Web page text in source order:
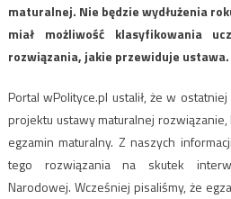
maturalnej. Nie będzie wydłużenia
miał możliwość klasyfikowania
rozwiązania, jakie przewiduje ustawa.
Portal wPolityce.pl ustalił, że w
projektu ustawy maturalnej
egzamin maturalny. Z naszych
tego rozwiązania na skutek
Narodowej. Wcześniej pisaliśmy, że